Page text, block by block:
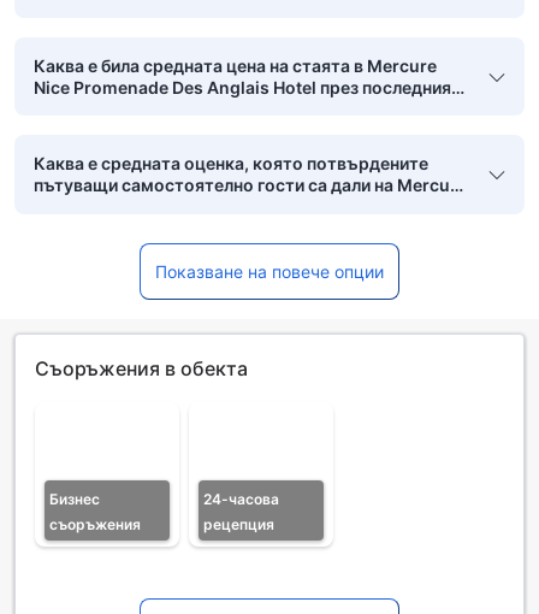
Каква е била средната цена на стаята в Mercure
Nice Promenade Des Anglais Hotel през последния
Каква е средната оценка, която потвърдените
пътуващи самостоятелно гости са дали на Mercure
Показване на повече опции
Съоръжения в обекта
Бизнес
съоръжения
24-часова
рецепция